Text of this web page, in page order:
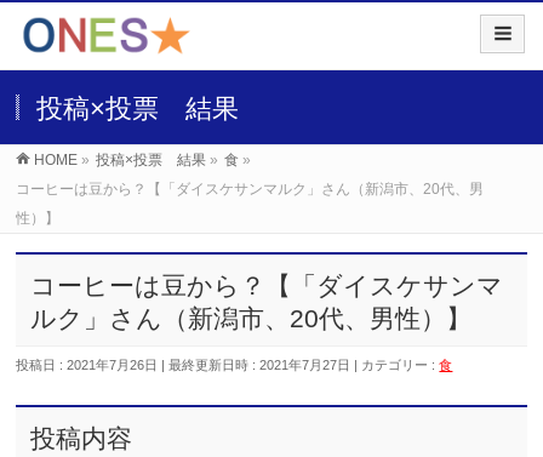
投稿×投票 結果
HOME » 投稿×投票 結果 » 食 »
コーヒーは豆から？【「ダイスケサンマルク」さん（新潟市、20代、男
性）】
コーヒーは豆から？【「ダイスケサンマ
ルク」さん（新潟市、20代、男性）】
投稿日 : 2021年7月26日 最終更新日時 : 2021年7月27日 カテゴリー :食
投稿内容